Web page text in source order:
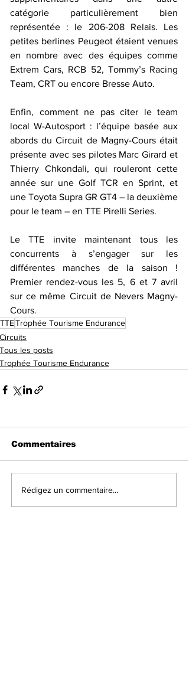
catégorie particulièrement bien
représentée : le 206-208 Relais. Les
petites berlines Peugeot étaient venues
en nombre avec des équipes comme
Extrem Cars, RCB 52, Tommy’s Racing
Team, CRT ou encore Bresse Auto.
Enfin, comment ne pas citer le team
local W-Autosport : l’équipe basée aux
abords du Circuit de Magny-Cours était
présente avec ses pilotes Marc Girard et
Thierry Chkondali, qui rouleront cette
année sur une Golf TCR en Sprint, et
une Toyota Supra GR GT4 – la deuxième
pour le team – en TTE Pirelli Series.
Le TTE invite maintenant tous les
concurrents à s’engager sur les
différentes manches de la saison !
Premier rendez-vous les 5, 6 et 7 avril
sur ce même Circuit de Nevers Magny-
Cours.
TTETrophée Tourisme Endurance
Circuits
Tous les posts
Trophée Tourisme Endurance
Commentaires
Rédigez un commentaire...